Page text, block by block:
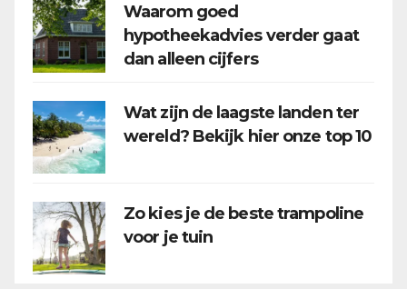
Waarom goed
hypotheekadvies verder gaat
dan alleen cijfers
Wat zijn de laagste landen ter
wereld? Bekijk hier onze top 10
Zo kies je de beste trampoline
voor je tuin